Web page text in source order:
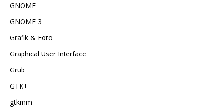
GNOME
GNOME 3
Grafik & Foto
Graphical User Interface
Grub
GTK+
gtkmm